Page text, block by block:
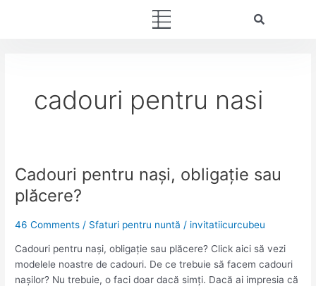
Menu
cadouri pentru nasi
Cadouri pentru nași, obligație sau
plăcere?
46 Comments / Sfaturi pentru nuntă / invitatiicurcubeu
Cadouri pentru nași, obligație sau plăcere? Click aici să vezi
modelele noastre de cadouri. De ce trebuie să facem cadouri
nașilor? Nu trebuie, o faci doar dacă simți. Dacă ai impresia că
Cadouri
pentru
nași,
plăcere?